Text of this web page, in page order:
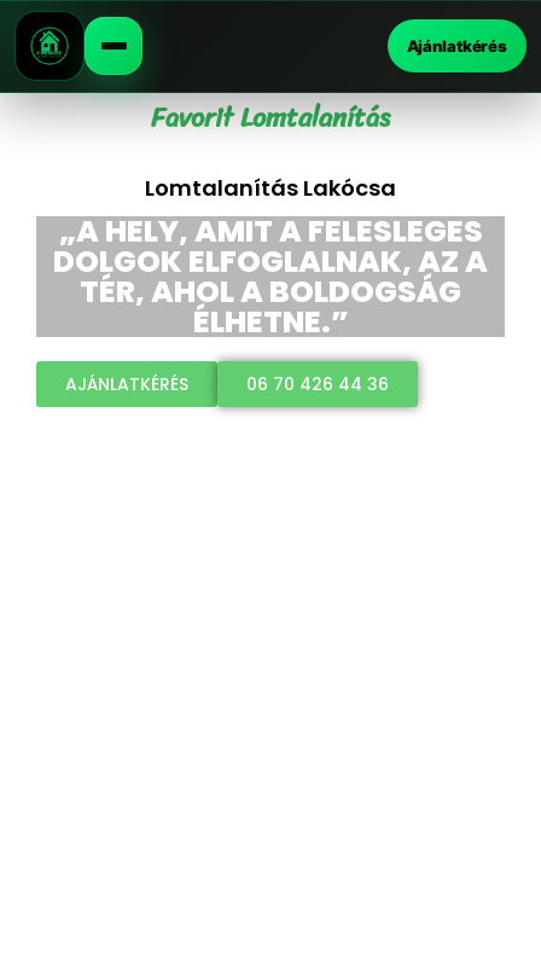
Ajánlatkérés
Favorit Lomtalanítás
Lomtalanítás Lakócsa
„A HELY, AMIT A FELESLEGES
DOLGOK ELFOGLALNAK, AZ A
TÉR, AHOL A BOLDOGSÁG
ÉLHETNE.”
AJÁNLATKÉRÉS 06 70 426 44 36